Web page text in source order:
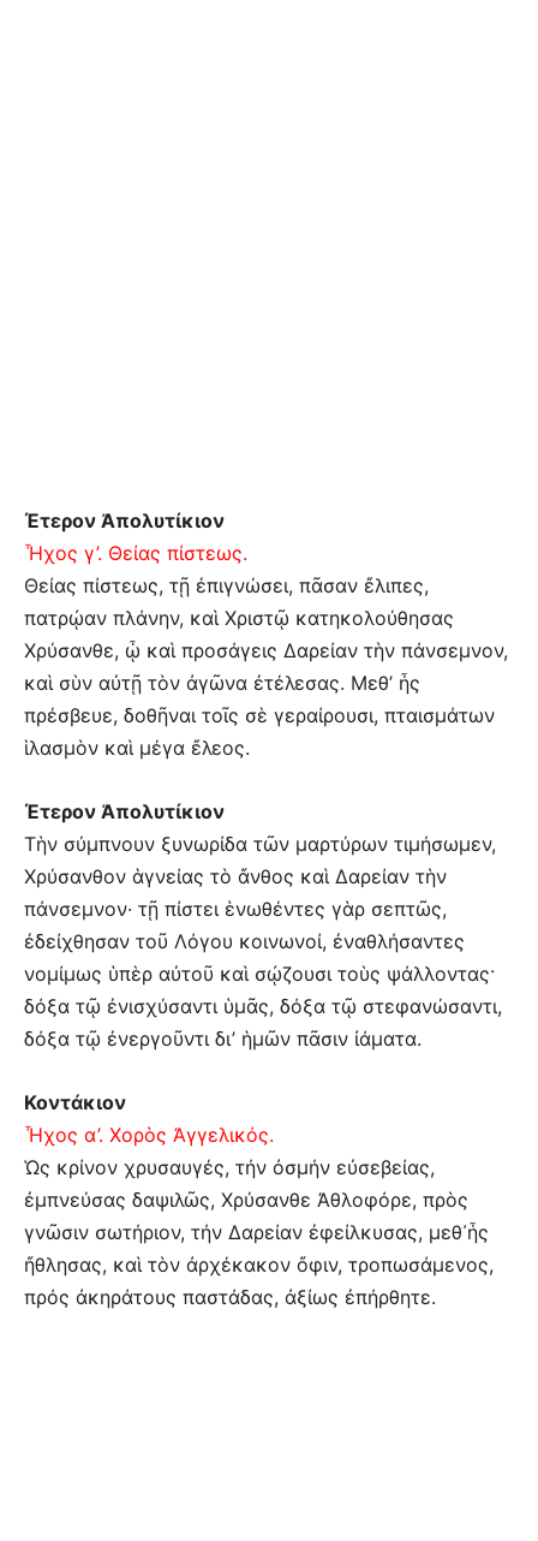
Έτερον Ἀπολυτίκιον
Ἦχος γ’. Θείας πίστεως.
Θείας πίστεως, τῇ ἐπιγνώσει, πᾶσαν ἔλιπες,
πατρῴαν πλάνην, καὶ Χριστῷ κατηκολούθησας
Χρύσανθε, ᾧ καὶ προσάγεις Δαρείαν τὴν πάνσεμνον,
καὶ σὺν αὐτῇ τὸν ἀγῶνα ἐτέλεσας. Μεθ’ ἧς
πρέσβευε, δοθῆναι τοῖς σὲ γεραίρουσι, πταισμάτων
ἱλασμὸν καὶ μέγα ἔλεος.
Έτερον Ἀπολυτίκιον
Tὴν σύμπνουν ξυνωρίδα τῶν μαρτύρων τιμήσωμεν,
Χρύσανθον ἁγνείας τὸ ἄνθος καὶ Δαρείαν τὴν
πάνσεμνον· τῇ πίστει ἑνωθέντες γὰρ σεπτῶς,
ἐδείχθησαν τοῦ Λόγου κοινωνοί, ἐναθλήσαντες
νομίμως ὑπὲρ αὐτοῦ καὶ σῴζουσι τοὺς ψάλλοντας·
δόξα τῷ ἐνισχύσαντι ὑμᾶς, δόξα τῷ στεφανώσαντι,
δόξα τῷ ἐνεργοῦντι δι’ ἡμῶν πᾶσιν ἰάματα.
Κοντάκιον
Ἦχος α’. Χορὸς Ἀγγελικός.
Ὡς κρίνον χρυσαυγές, τήν ὀσμήν εὐσεβείας,
ἐμπνεύσας δαψιλῶς, Χρύσανθε Ἀθλοφόρε, πρὸς
γνῶσιν σωτήριον, τήν Δαρείαν ἐφείλκυσας, μεθ᾽ἧς
ἤθλησας, καὶ τὸν ἀρχέκακον ὄφιν, τροπωσάμενος,
πρός ἀκηράτους παστάδας, ἀξίως ἐπήρθητε.